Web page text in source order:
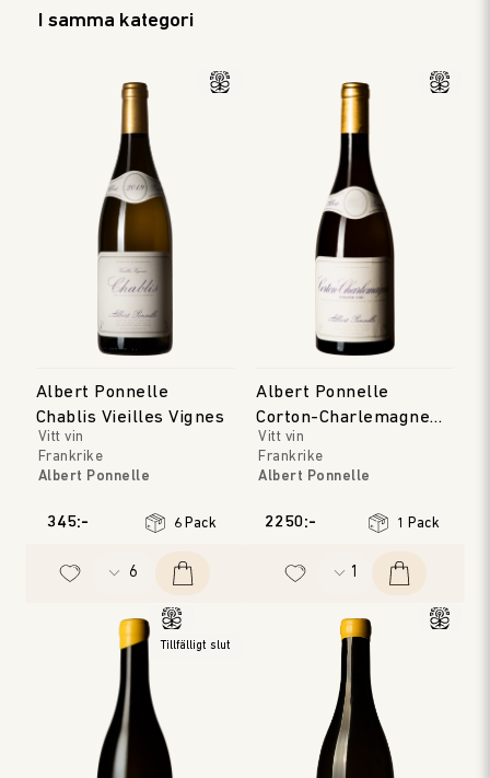
I samma kategori
Albert Ponnelle
Chablis Vieilles Vignes
Vitt vin
Frankrike
Albert Ponnelle
345:- 6 Pack
Albert Ponnelle
Corton-Charlemagne
Grand Cru
Vitt vin
Frankrike
Albert Ponnelle
2250:- 1 Pack
Tillfälligt slut